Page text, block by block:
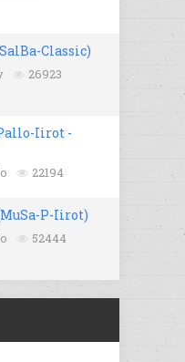
Classic)
26923
Iirot -
22194
P-Iirot)
52444